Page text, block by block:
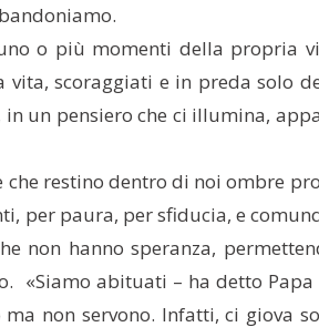
o più momenti della propria
scoraggiati e in preda solo
un pensiero che ci illumina,
restino dentro di noi ombre
per paura, per sfiducia, e
non hanno speranza,
abituati – ha detto Papa
non servono. Infatti, ci giova